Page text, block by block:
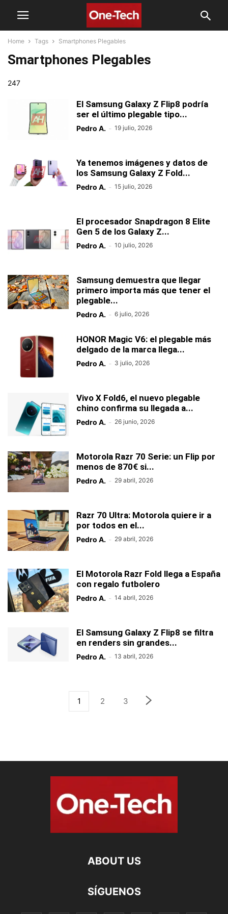
Home Tags Smartphones Plegables
Smartphones Plegables
247
El Samsung Galaxy Z Flip8 podría
ser el último plegable tipo...
Pedro A. - 19 julio, 2026
Ya tenemos imágenes y datos de
los Samsung Galaxy Z Fold...
Pedro A. - 15 julio, 2026
El procesador Snapdragon 8 Elite
Gen 5 de los Galaxy Z...
Pedro A. - 10 julio, 2026
Samsung demuestra que llegar
primero importa más que tener el
plegable...
Pedro A. - 6 julio, 2026
HONOR Magic V6: el plegable más
delgado de la marca llega...
Pedro A. - 3 julio, 2026
Vivo X Fold6, el nuevo plegable
chino confirma su llegada a...
Pedro A. - 26 junio, 2026
Motorola Razr 70 Serie: un Flip por
menos de 870€ si...
Pedro A. - 29 abril, 2026
Razr 70 Ultra: Motorola quiere ir a
por todos en el...
Pedro A. - 29 abril, 2026
El Motorola Razr Fold llega a España
con regalo futbolero
Pedro A. - 14 abril, 2026
El Samsung Galaxy Z Flip8 se filtra
en renders sin grandes...
Pedro A. - 13 abril, 2026
1 2 3
ABOUT US
SÍGUENOS